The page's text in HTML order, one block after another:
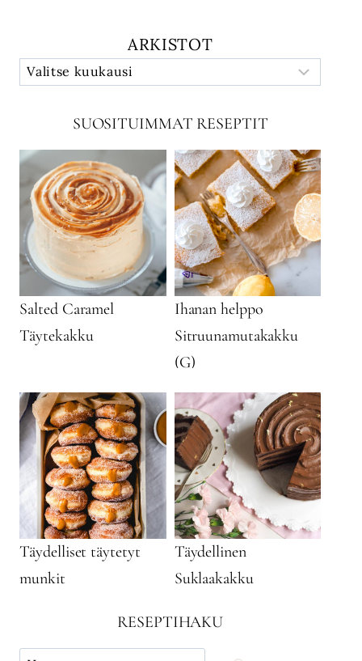
ARKISTOT
SUOSITUIMMAT RESEPTIT
Salted Caramel
Täytekakku
Ihanan helppo
Sitruunamutakakku
(G)
Täydelliset täytetyt
munkit
Täydellinen
Suklaakakku
RESEPTIHAKU
Käytä